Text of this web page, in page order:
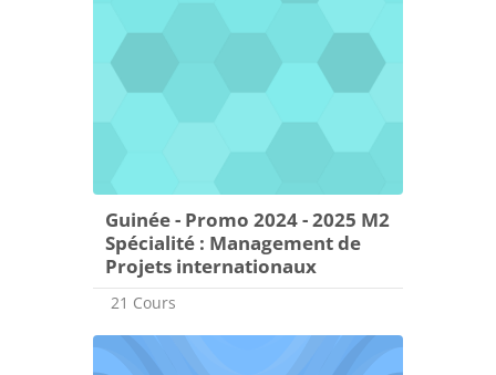
Guinée - Promo 2024 - 2025 M2
Spécialité : Management de
Projets internationaux
21 Cours